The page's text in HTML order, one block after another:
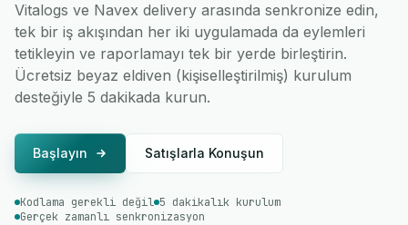
Vitalogs ve Navex delivery arasında senkronize edin,
tek bir iş akışından her iki uygulamada da eylemleri
tetikleyin ve raporlamayı tek bir yerde birleştirin.
Ücretsiz beyaz eldiven (kişiselleştirilmiş) kurulum
desteğiyle 5 dakikada kurun.
Başlayın Satışlarla Konuşun
Kodlama gerekli değil 5 dakikalık kurulum
Gerçek zamanlı senkronizasyon